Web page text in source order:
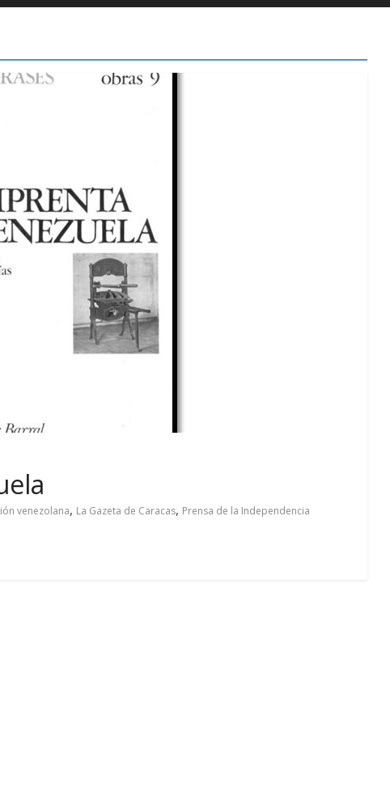
venezolana, La Gazeta de Caracas, Prensa de la Independencia